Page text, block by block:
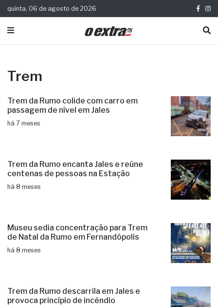
quinta, 06 de agosto de 2026
Trem
Trem da Rumo colide com carro em
passagem de nível em Jales
há 7 meses
Trem da Rumo encanta Jales e reúne
centenas de pessoas na Estação
há 8 meses
Museu sedia concentração para Trem
de Natal da Rumo em Fernandópolis
há 8 meses
Trem da Rumo descarrila em Jales e
provoca princípio de incêndio